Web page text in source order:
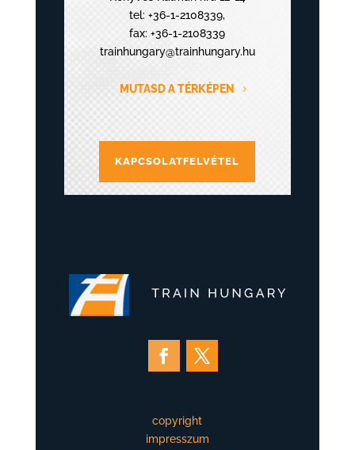
tel:+36-1-2108339,
fax: +36-1-2108339
trainhungary@trainhungary.hu
MUTASD A TÉRKÉPEN
KAPCSOLATFELVÉTEL
copyright
impresszum